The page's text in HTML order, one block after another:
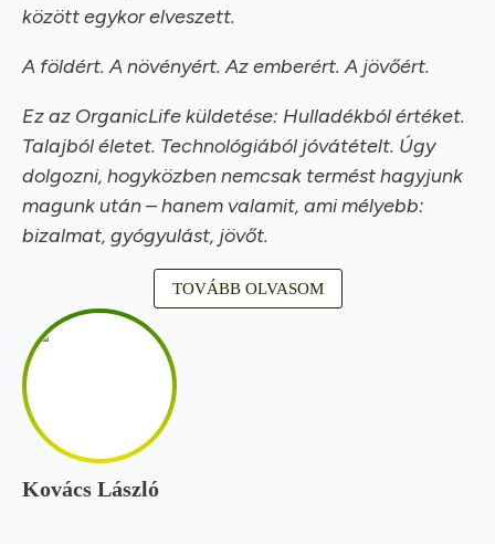
között egykor elveszett.
A földért. A növényért. Az emberért. A jövőért.
Ez az OrganicLife küldetése: Hulladékból értéket.
Talajból életet. Technológiából jóvátételt. Úgy
dolgozni, hogyközben nemcsak termést hagyjunk
magunk után – hanem valamit, ami mélyebb:
bizalmat, gyógyulást, jövőt.
TOVÁBB OLVASOM
Kovács László